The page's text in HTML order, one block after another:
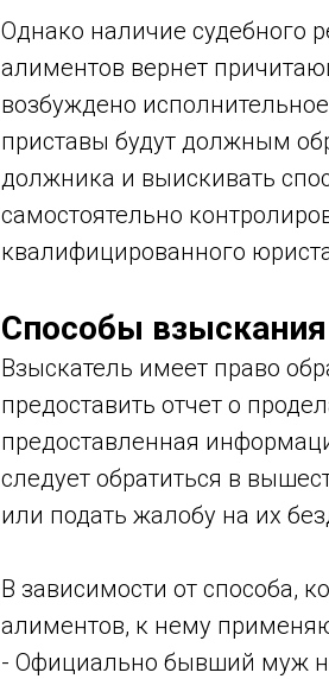
Однако наличие судебного
алиментов вернет
возбуждено
приставы будут должным
должника и выискивать
самостоятельно
квалифицированного
Способы
Взыскатель имеет право
предоставить отчет о
предоставленная
следует обратиться в
или подать жалобу на их
В зависимости от способа,
алиментов, к нему
- Официально бывший муж